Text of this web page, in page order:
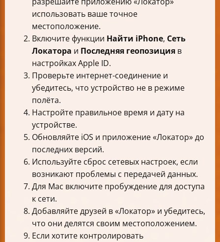
использовать ваше точное
местоположение.
Включите функции Найти iPhone, Сеть
Локатора и Последняя геопозиция в
настройках Apple ID.
Проверьте интернет-соединение и
убедитесь, что устройство не в режиме
полёта.
Настройте правильное время и дату на
устройстве.
Обновляйте iOS и приложение «Локатор» до
последних версий.
Используйте сброс сетевых настроек, если
возникают проблемы с передачей данных.
Для Mac включите пробуждение для доступа
к сети.
Добавляйте друзей в «Локатор» и убедитесь,
что они делятся своим местоположением.
Если хотите контролировать